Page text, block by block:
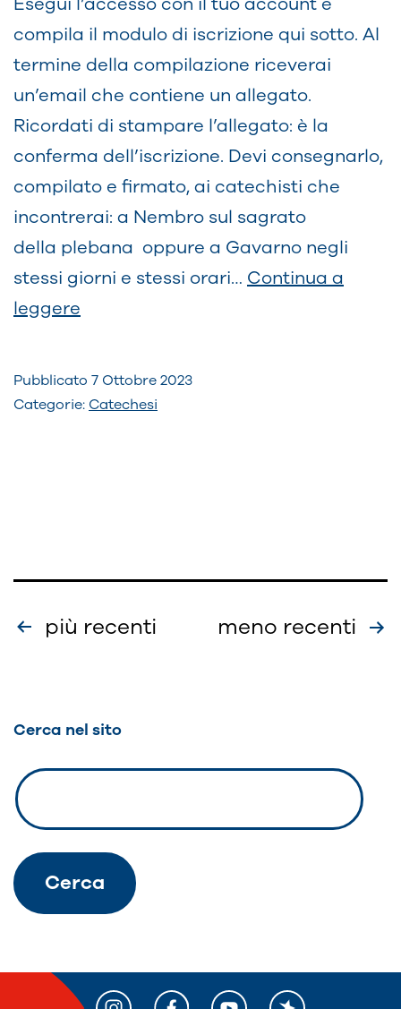
compila il modulo di iscrizione qui sotto. Al
termine della compilazione riceverai
un’email che contiene un allegato.
Ricordati di stampare l’allegato: è la
conferma dell’iscrizione. Devi consegnarlo,
compilato e firmato, ai catechisti che
incontrerai: a Nembro sul sagrato
della plebana oppure a Gavarno negli
stessi giorni e stessi orari… Continua a
leggere
CATECHISTICO
2023-
Pubblicato 7 Ottobre 2023
Categorie: Catechesi
Paginazione
più recenti meno recenti
Cerca nel sito